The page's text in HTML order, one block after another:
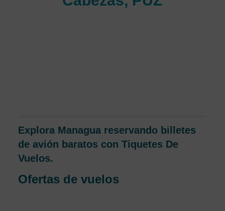
Explora Managua reservando billetes
de avión baratos con Tiquetes De
Vuelos.
Ofertas de vuelos